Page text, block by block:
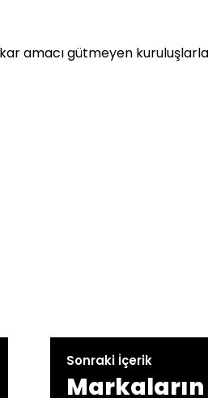
amacı gütmeyen
Sonraki İçerik
Markaların